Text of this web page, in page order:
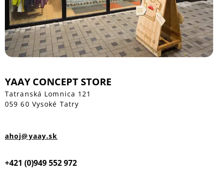
YAAY CONCEPT STORE
Tatranská Lomnica 121
059 60 Vysoké Tatry
ahoj@yaay.sk
+421 (0)949 552 972